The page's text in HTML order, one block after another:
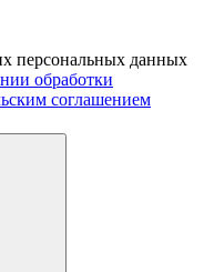
персональных данных
обработки
соглашением